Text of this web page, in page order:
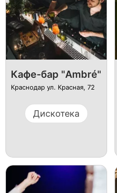
Кафе-бар "Ambré"
Краснодар ул. Красная, 72
Дискотека